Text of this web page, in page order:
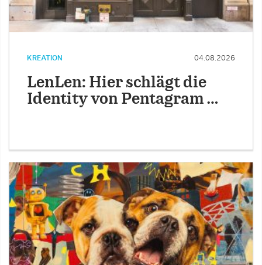
KREATION 04.08.2026
LenLen: Hier schlägt die
Identity von Pentagram …